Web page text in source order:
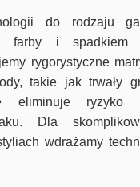
do rodzaju
farby i spadkiem
rygorystyczne
takie jak trwały
eliminuje ryzyko
Dla
wdrażamy